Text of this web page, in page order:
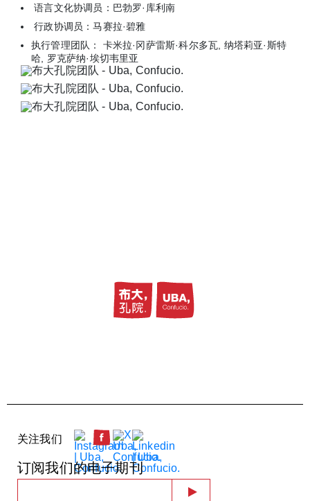
语言文化协调员：巴勃罗·库利南
行政协调员：马赛拉·碧雅
执行管理团队： 卡米拉·冈萨雷斯·科尔多瓦, 纳塔莉亚·斯特
哈, 罗克萨纳·埃切韦里亚
关注我们
订阅我们的电子期刊